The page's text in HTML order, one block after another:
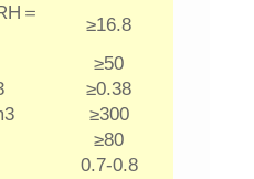
＝
≥16.8
≥50
≥0.38
≥300
≥80
0.7-0.8